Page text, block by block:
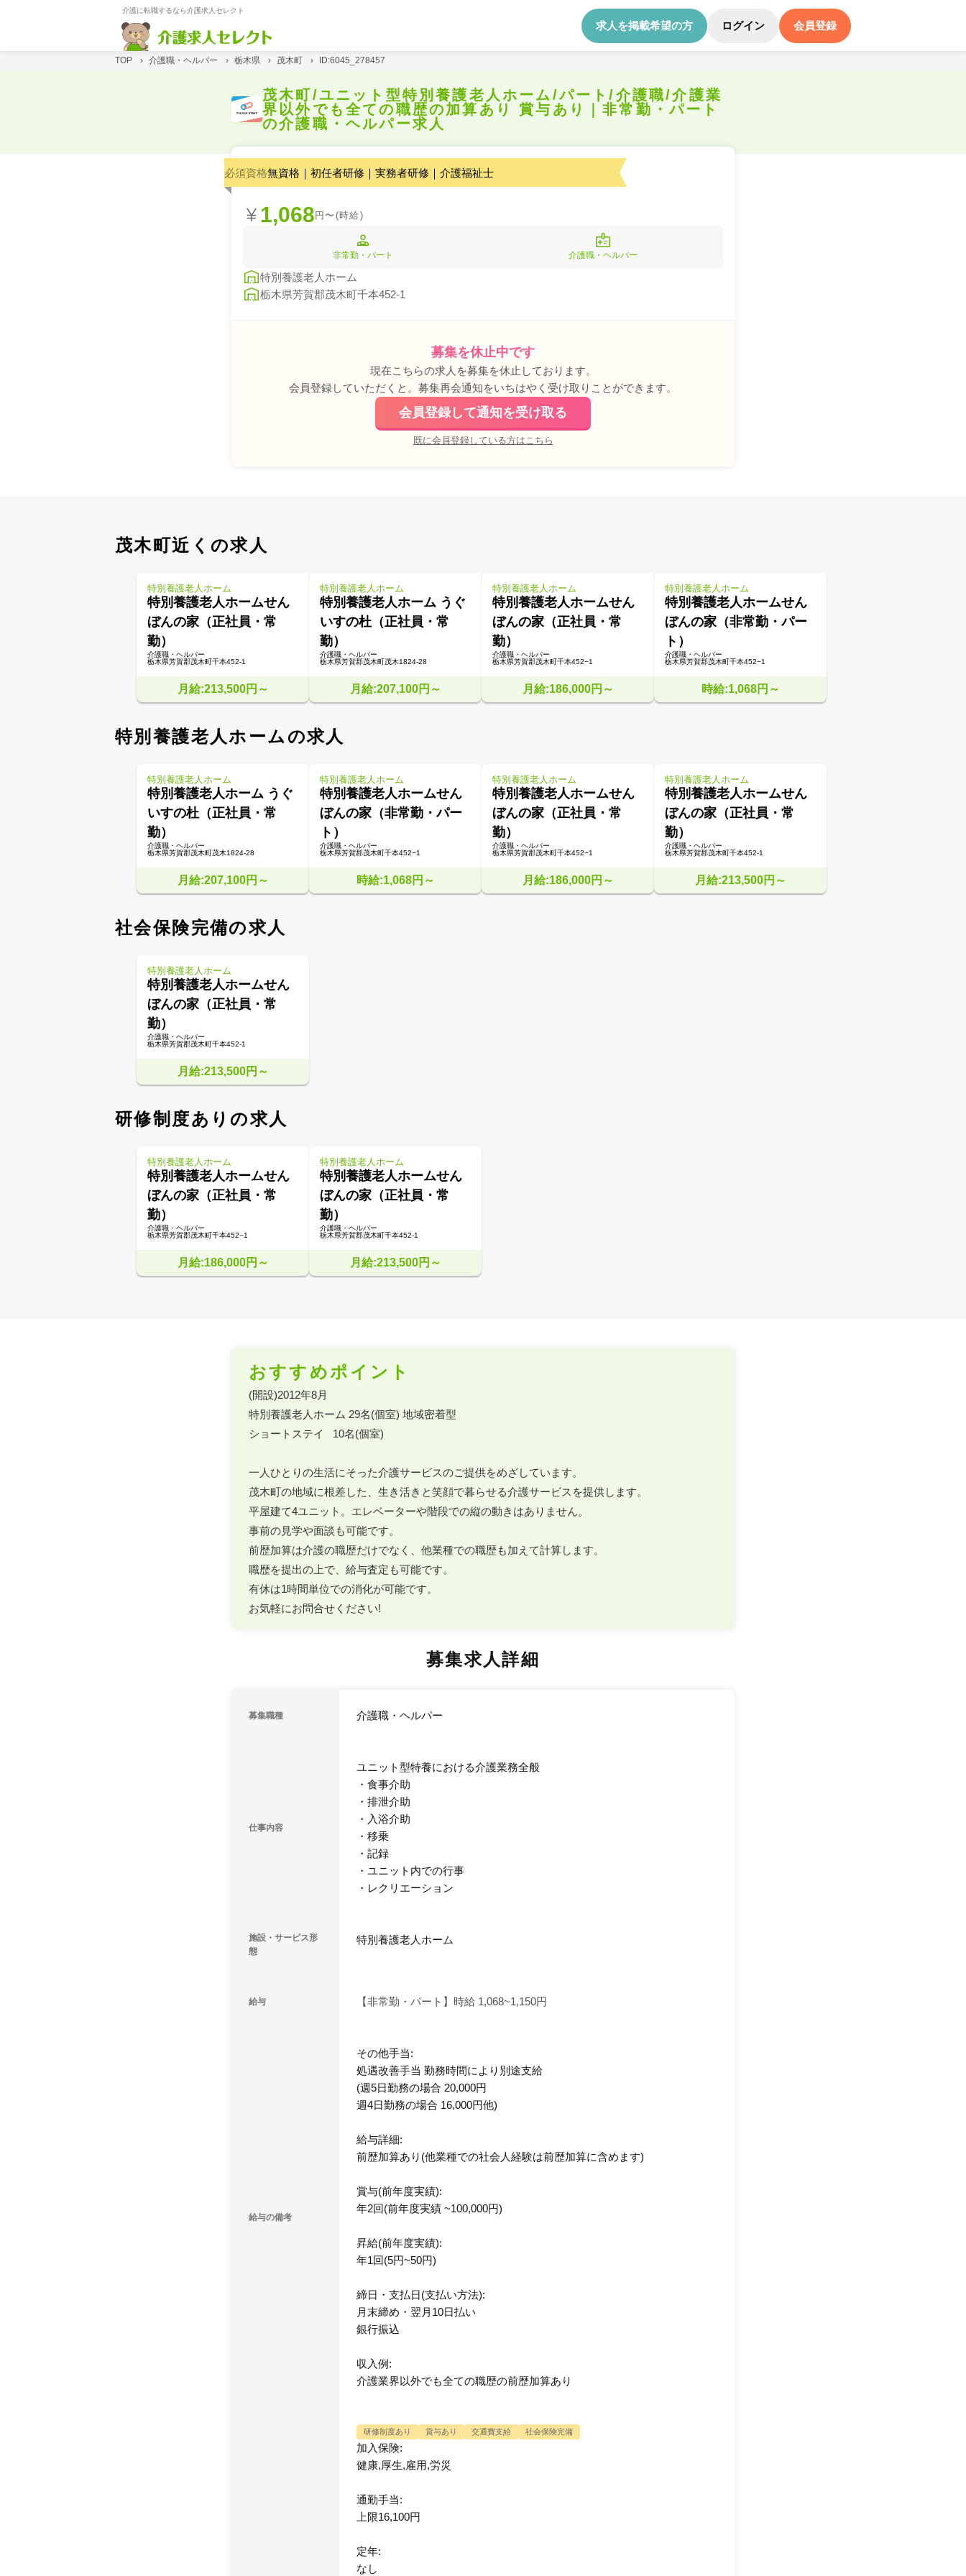
介護に転職するなら介護求人セレクト
求人を掲載希望の方 ログイン 会員登録
TOP › 介護職・ヘルパー › 栃木県 › 茂木町 › ID:6045_278457
茂木町/ユニット型特別養護老人ホーム/パート/介護職/介護業
界以外でも全ての職歴の加算あり 賞与あり｜非常勤・パート
の介護職・ヘルパー求人
必須資格無資格｜初任者研修｜実務者研修｜介護福祉士
1,068円〜(時給)
非常勤・パート 介護職・ヘルパー
特別養護老人ホーム
栃木県芳賀郡茂木町千本452-1
募集を休止中です
現在こちらの求人を募集を休止しております。
会員登録していただくと。募集再会通知をいちはやく受け取りことができます。
会員登録して通知を受け取る
既に会員登録している方はこちら
茂木町近くの求人
特別養護老人ホーム
特別養護老人ホームせん
ぼんの家（正社員・常
勤）
介護職・ヘルパー
栃木県芳賀郡茂木町千本452-1
月給:213,500円～
特別養護老人ホーム
特別養護老人ホーム うぐ
いすの杜（正社員・常
勤）
介護職・ヘルパー
栃木県芳賀郡茂木町茂木1824-28
月給:207,100円～
特別養護老人ホーム
特別養護老人ホームせん
ぼんの家（正社員・常
勤）
介護職・ヘルパー
栃木県芳賀郡茂木町千本452−1
月給:186,000円～
特別養護老人ホーム
特別養護老人ホームせん
ぼんの家（非常勤・パー
ト）
介護職・ヘルパー
栃木県芳賀郡茂木町千本452−1
時給:1,068円～
特別養護老人ホームの求人
特別養護老人ホーム
特別養護老人ホーム うぐ
いすの杜（正社員・常
勤）
介護職・ヘルパー
栃木県芳賀郡茂木町茂木1824-28
月給:207,100円～
特別養護老人ホーム
特別養護老人ホームせん
ぼんの家（非常勤・パー
ト）
介護職・ヘルパー
栃木県芳賀郡茂木町千本452−1
時給:1,068円～
特別養護老人ホーム
特別養護老人ホームせん
ぼんの家（正社員・常
勤）
介護職・ヘルパー
栃木県芳賀郡茂木町千本452−1
月給:186,000円～
特別養護老人ホーム
特別養護老人ホームせん
ぼんの家（正社員・常
勤）
介護職・ヘルパー
栃木県芳賀郡茂木町千本452-1
月給:213,500円～
社会保険完備の求人
特別養護老人ホーム
特別養護老人ホームせん
ぼんの家（正社員・常
勤）
介護職・ヘルパー
栃木県芳賀郡茂木町千本452-1
月給:213,500円～
研修制度ありの求人
特別養護老人ホーム
特別養護老人ホームせん
ぼんの家（正社員・常
勤）
介護職・ヘルパー
栃木県芳賀郡茂木町千本452−1
月給:186,000円～
特別養護老人ホーム
特別養護老人ホームせん
ぼんの家（正社員・常
勤）
介護職・ヘルパー
栃木県芳賀郡茂木町千本452-1
月給:213,500円～
おすすめポイント
(開設)2012年8月
特別養護老人ホーム 29名(個室) 地域密着型
ショートステイ   10名(個室)
一人ひとりの生活にそった介護サービスのご提供をめざしています。
茂木町の地域に根差した、生き活きと笑顔で暮らせる介護サービスを提供します。
平屋建て4ユニット。エレベーターや階段での縦の動きはありません。
事前の見学や面談も可能です。
前歴加算は介護の職歴だけでなく、他業種での職歴も加えて計算します。
職歴を提出の上で、給与査定も可能です。
有休は1時間単位での消化が可能です。
お気軽にお問合せください!
募集求人詳細
募集職種 介護職・ヘルパー
仕事内容
ユニット型特養における介護業務全般
・食事介助
・排泄介助
・入浴介助
・移乗
・記録
・ユニット内での行事
・レクリエーション
施設・サービス形
態
特別養護老人ホーム
給与 【非常勤・パート】時給 1,068~1,150円
給与の備考
その他手当:
処遇改善手当 勤務時間により別途支給
(週5日勤務の場合 20,000円
週4日勤務の場合 16,000円他)
給与詳細:
前歴加算あり(他業種での社会人経験は前歴加算に含めます)
賞与(前年度実績):
年2回(前年度実績 ~100,000円)
昇給(前年度実績):
年1回(5円~50円)
締日・支払日(支払い方法):
月末締め・翌月10日払い
銀行振込
収入例:
介護業界以外でも全ての職歴の前歴加算あり
研修制度あり 賞与あり 交通費支給 社会保険完備
加入保険:
健康,厚生,雇用,労災
通勤手当:
上限16,100円
定年:
なし